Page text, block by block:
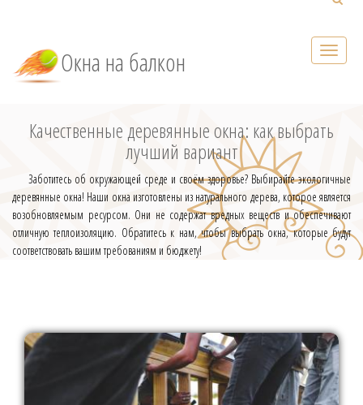
Окна на балкон
Качественные деревянные окна: как выбрать
лучший вариант
Заботитесь об окружающей среде и своём здоровье? Выбирайте экологичные
деревянные окна! Наши окна изготовлены из натурального дерева, которое является
возобновляемым ресурсом. Они не содержат вредных веществ и обеспечивают
отличную теплоизоляцию. Обратитесь к нам, чтобы выбрать окна, которые будут
соответствовать вашим требованиям и бюджету!